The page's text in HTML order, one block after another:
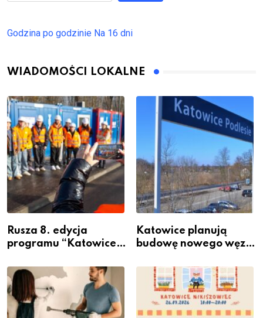
Godzina po godzinie Na 16 dni
WIADOMOŚCI LOKALNE
Rusza 8. edycja
programu “Katowice
– nabór dla
przedsiębiorców
Katowice planują
budowę nowego węzła
Podlesiu